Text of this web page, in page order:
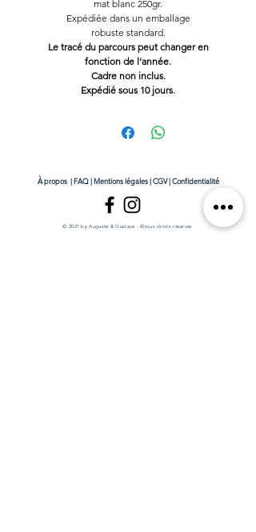
mat blanc 250gr.
Expédiée dans un emballage
robuste standard.
Le tracé du parcours peut changer en
fonction de l'année.
Cadre non inclus.
Expédié sous 10 jours.
À propos| FAQ|Mentions légales|CGV|Confidentialité
© 2021 by Auguste & Gustave - ©tous droits réservés